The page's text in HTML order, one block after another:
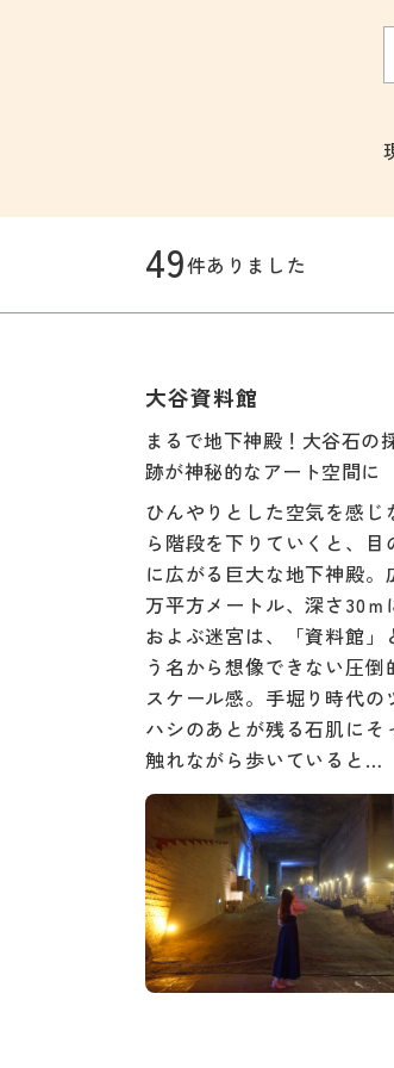
49件ありました
大谷資料館
まるで地下神殿！大谷石の
跡が神秘的なアート空間に
ひんやりとした空気を感じ
ら階段を下りていくと、目
に広がる巨大な地下神殿。
万平方メートル、深さ30ｍ
およぶ迷宮は、「資料館」
う名から想像できない圧倒
スケール感。手堀り時代の
ハシのあとが残る石肌にそ
触れながら歩いていると…